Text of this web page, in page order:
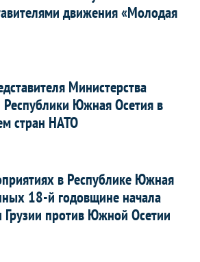
движения «Молодая
Министерства
Южная Осетия в
стран НАТО
в Республике Южная
18-й годовщине начала
Грузии против Южной Осетии